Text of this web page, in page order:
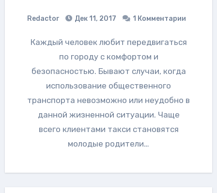
Redactor Дек 11, 2017 1 Комментарии
Каждый человек любит передвигаться
по городу с комфортом и
безопасностью. Бывают случаи, когда
использование общественного
транспорта невозможно или неудобно в
данной жизненной ситуации. Чаще
всего клиентами такси становятся
молодые родители…